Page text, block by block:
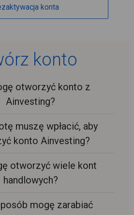
konta
konto
otworzyć konto z
Ainvesting?
muszę wpłacić, aby
konto Ainvesting?
otworzyć wiele kont
handlowych?
mogę zarabiać